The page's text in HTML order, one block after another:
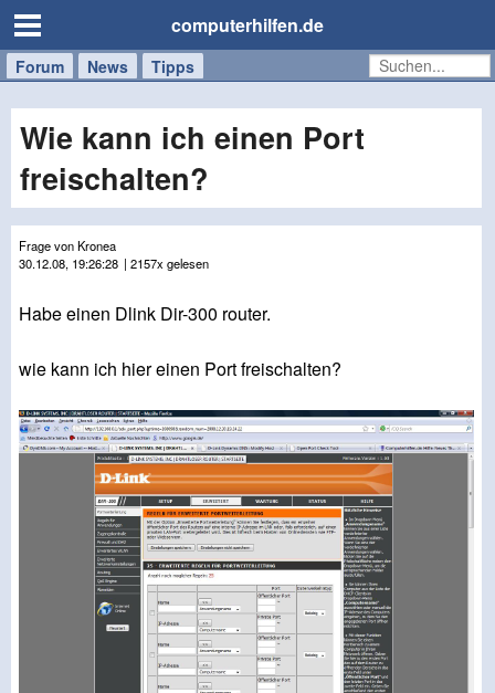
computerhilfen.de
Forum News Tipps
Handy
Tablet
Windows
Mac
Wie kann ich einen Port
freischalten?
Frage von Kronea
30.12.08, 19:26:28 | 2157x gelesen
Habe einen Dlink Dir-300 router.
wie kann ich hier einen Port freischalten?